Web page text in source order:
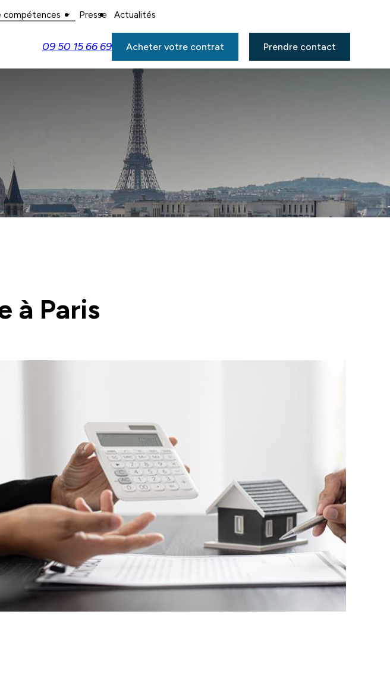
compétences Presse Actualités
09 50 15 66 69 Acheter votre contrat Prendre contact
à Paris